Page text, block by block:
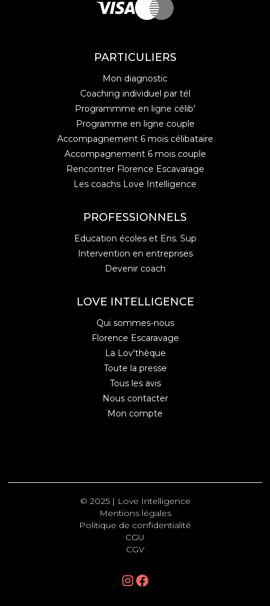
PARTICULIERS
Mon diagnostic
Coaching individuel par tél
Programmme en ligne célib'
Programme en ligne couple
Accompagnement 6 mois célibataire
Accompagnement 6 mois couple
Rencontrer Florence Escavarage
Les coachs Love Intelligence
PROFESSIONNELS
Education écoles et Ens. Sup
Intervention en entreprises
Devenir coach
LOVE INTELLIGENCE
Qui sommes-nous
Florence Escaravage
La Lov'thèque
Toute la presse
Tous les avis
Nous contacter
Mon compte
© 2025 | Love Intelligence
Mentions légales
Politique de confidentialité
CGU
CGV